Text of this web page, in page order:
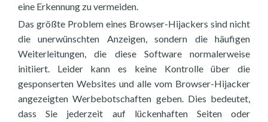
eine Erkennung zu vermeiden.
Das größte Problem eines Browser-Hijackers sind nicht
die unerwünschten Anzeigen, sondern die häufigen
Weiterleitungen, die diese Software normalerweise
initiiert. Leider kann es keine Kontrolle über die
gesponserten Websites und alle vom Browser-Hijacker
angezeigten Werbebotschaften geben. Dies bedeutet,
dass Sie jederzeit auf lückenhaften Seiten oder